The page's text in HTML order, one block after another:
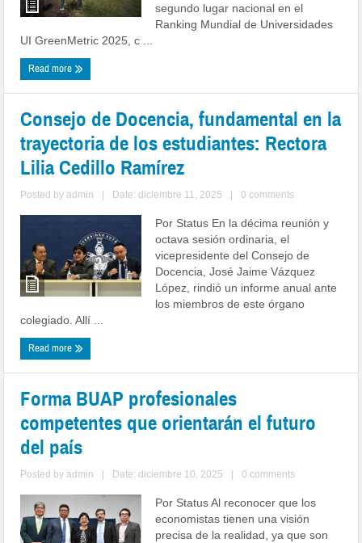
segundo lugar nacional en el
Ranking Mundial de Universidades
UI GreenMetric 2025, c ...
Read more
Consejo de Docencia, fundamental en la
trayectoria de los estudiantes: Rectora
Lilia Cedillo Ramírez
Posted byadmin Date: diciembre 11, 2025 0 comments
Por Status En la décima reunión y
octava sesión ordinaria, el
vicepresidente del Consejo de
Docencia, José Jaime Vázquez
López, rindió un informe anual ante
los miembros de este órgano
colegiado. Allí ...
Read more
Forma BUAP profesionales
competentes que orientarán el futuro
del país
Posted byadmin Date: diciembre 10, 2025 0 comments
Por Status Al reconocer que los
economistas tienen una visión
precisa de la realidad, ya que son